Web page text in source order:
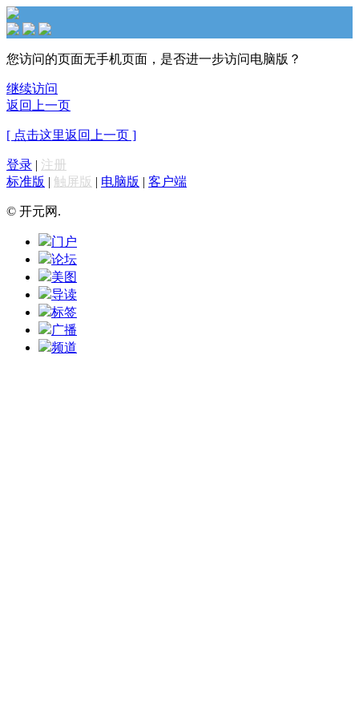
您访问的页面无手机页面，是否进一步访问电脑版？
继续访问
返回上一页
[ 点击这里返回上一页 ]
登录 | 注册
标准版 | 触屏版 | 电脑版 | 客户端
© 开元网.
门户
论坛
美图
导读
标签
广播
频道